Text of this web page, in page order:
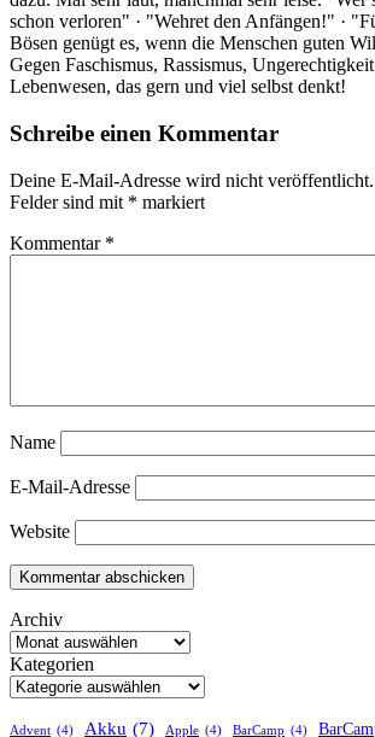
schon verloren" · "Wehret den Anfängen!" ·
Bösen genügt es, wenn die Menschen guten
Gegen Faschismus, Rassismus,
Lebenwesen, das gern und viel selbst denkt!
Schreibe einen Kommentar
Deine E-Mail-Adresse wird nicht veröffentlicht.
Felder sind mit * markiert
Kommentar *
Name
E-Mail-Adresse
Website
Archiv
Kategorien
Advent (4) Akku (7) Apple (4) BarCamp (4)